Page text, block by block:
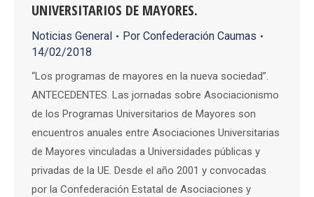
UNIVERSITARIOS DE MAYORES.
Noticias General Por Confederación Caumas
14/02/2018
“Los programas de mayores en la nueva sociedad”.
ANTECEDENTES. Las jornadas sobre Asociacionismo
de los Programas Universitarios de Mayores son
encuentros anuales entre Asociaciones Universitarias
de Mayores vinculadas a Universidades públicas y
privadas de la UE. Desde el año 2001 y convocadas
por la Confederación Estatal de Asociaciones y